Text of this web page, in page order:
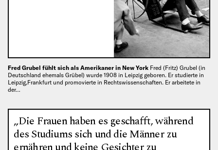
Fred Grubel fühlt sich als Amerikaner in New York Fred (Fritz) Grubel (in
Deutschland ehemals Grübel) wurde 1908 in Leipzig geboren. Er studierte in
Leipzig,Frankfurt und promovierte in Rechtswissenschaften. Er arbeitete in
der…
„Die Frauen haben es geschafft, während
des Studiums sich und die Männer zu